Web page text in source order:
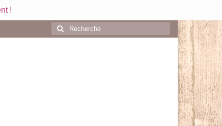
!
Rechercher
: